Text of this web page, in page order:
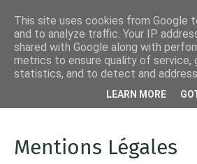
Mentions Légales
This site uses cookies from Google
and to analyze traffic. Your IP
shared with Google along with
metrics to ensure quality of service,
statistics, and to detect and
LEARN MORE